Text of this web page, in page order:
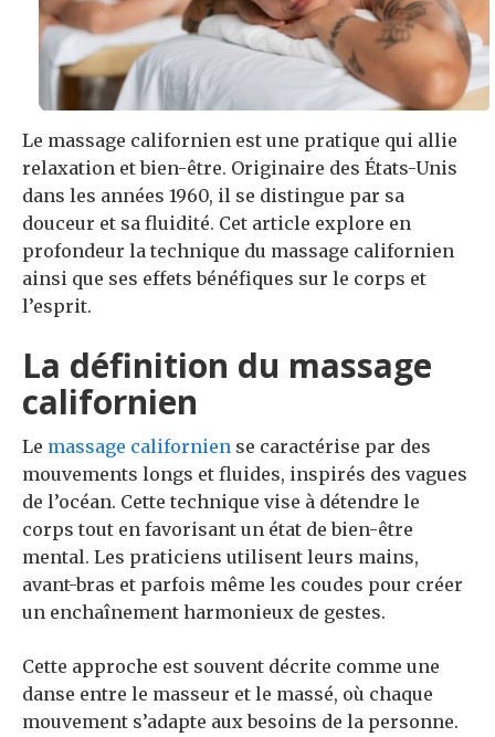
Le massage californien est une pratique qui allie
relaxation et bien-être. Originaire des États-Unis
dans les années 1960, il se distingue par sa
douceur et sa fluidité. Cet article explore en
profondeur la technique du massage californien
ainsi que ses effets bénéfiques sur le corps et
l’esprit.
La définition du massage
californien
Le massage californien se caractérise par des
mouvements longs et fluides, inspirés des vagues
de l’océan. Cette technique vise à détendre le
corps tout en favorisant un état de bien-être
mental. Les praticiens utilisent leurs mains,
avant-bras et parfois même les coudes pour créer
un enchaînement harmonieux de gestes.
Cette approche est souvent décrite comme une
danse entre le masseur et le massé, où chaque
mouvement s’adapte aux besoins de la personne.